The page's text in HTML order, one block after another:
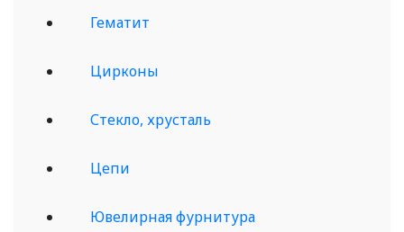
Гематит
Цирконы
Стекло, хрусталь
Цепи
Ювелирная фурнитура